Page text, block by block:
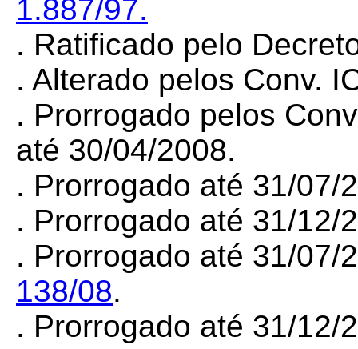
1.887/97.
. Ratificado pelo
. Alterado pelos Conv.
. Prorrogado pelos
até 30/04/2008.
. Prorrogado até 31/
. Prorrogado até 31/
. Prorrogado até 31/07/
138/08.
. Prorrogado até 31/